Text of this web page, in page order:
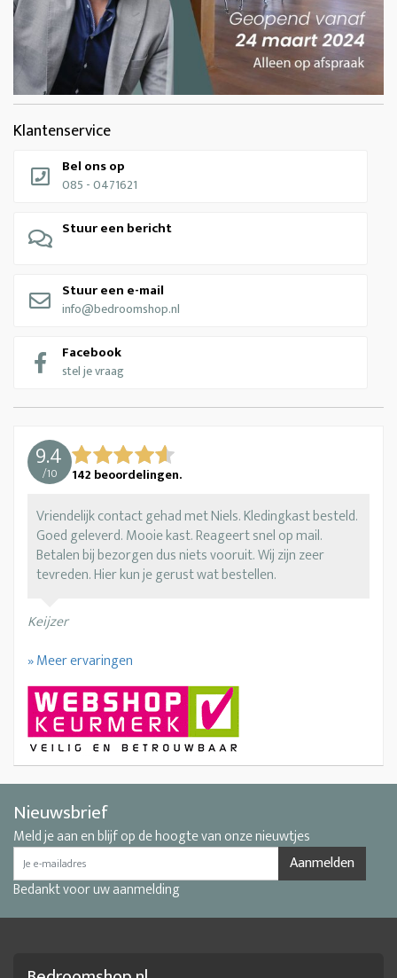
Klantenservice
Bel ons op
085 - 0471621
Stuur een bericht
Stuur een e-mail
info@bedroomshop.nl
Facebook
stel je vraag
9.4
/10 142 beoordelingen.
Vriendelijk contact gehad met Niels. Kledingkast besteld.
Goed geleverd. Mooie kast. Reageert snel op mail.
Betalen bij bezorgen dus niets vooruit. Wij zijn zeer
tevreden. Hier kun je gerust wat bestellen.
Keijzer
» Meer ervaringen
Nieuwsbrief
Meld je aan en blijf op de hoogte van onze nieuwtjes
Aanmelden
Bedankt voor uw aanmelding